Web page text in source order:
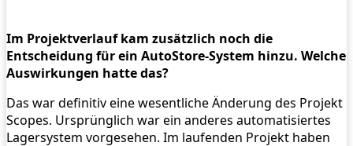
Im Projektverlauf kam zusätzlich noch die
Entscheidung für ein AutoStore-System hinzu. Welche
Auswirkungen hatte das?
Das war definitiv eine wesentliche Änderung des Projekt
Scopes. Ursprünglich war ein anderes automatisiertes
Lagersystem vorgesehen. Im laufenden Projekt haben